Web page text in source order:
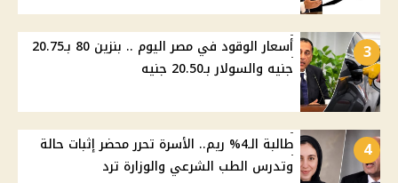
3
أسعار الوقود في مصر اليوم .. بنزين 80 بـ20.75
جنيه والسولار بـ20.50 جنيه
4
طالبة الـ4% ريم.. الأسرة تحرر محضر إثبات حالة
وتدرس الطب الشرعي والوزارة ترد